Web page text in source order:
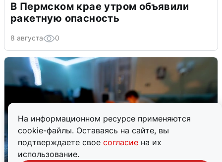
На информационном ресурсе применяются
cookie-файлы. Оставаясь на сайте, вы
подтверждаете свое согласие на их
использование.
В Пермском крае утром объявили
ракетную опасность
8 августа 0